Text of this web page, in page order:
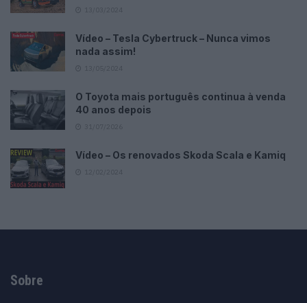
Vídeo – Tesla Cybertruck – Nunca vimos
nada assim!
O Toyota mais português continua à venda
40 anos depois
Vídeo – Os renovados Skoda Scala e Kamiq
Sobre